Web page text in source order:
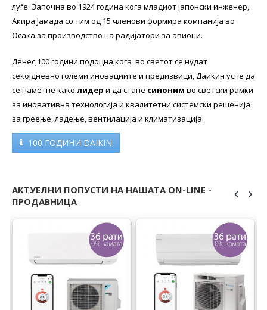
луѓе. Започна во 1924 година кога младиот јапонски инженер,
Акира Јамада со тим од 15 членови формира компанија во
Осака за производство на радијатори за авиони.
Денес,100 години подоцна,кога во светот се нудат
секојдневно големи иновациите и предизвици, Даикин успе да
се наметне како лидер и да стане синоним во светски рамки
за иновативна технологија и квалитетни системски решенија
за греење, ладење, вентилација и климатизација.
100 ГОДИНИ DAIKIN
АКТУЕЛНИ ПОПУСТИ НА НАШАТА ON-LINE -
ПРОДАВНИЦА